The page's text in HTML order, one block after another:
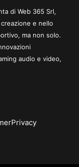
di Web 365 Srl,
e nello
ma non solo.
audio e video,
Privacy